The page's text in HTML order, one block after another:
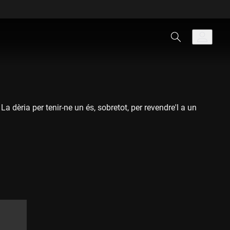
dèria per tenir-ne un és, sobretot, per revendre'l a un